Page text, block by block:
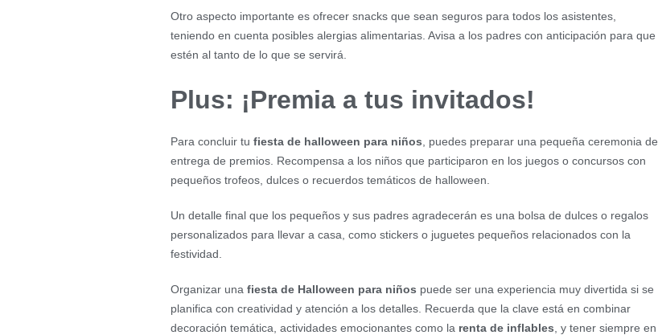
Otro aspecto importante es ofrecer snacks que sean seguros para todos los asistentes,
teniendo en cuenta posibles alergias alimentarias. Avisa a los padres con anticipación para que
estén al tanto de lo que se servirá.
Plus: ¡Premia a tus invitados!
Para concluir tu fiesta de halloween para niños , puedes preparar una pequeña ceremonia de
entrega de premios. Recompensa a los niños que participaron en los juegos o concursos con
pequeños trofeos, dulces o recuerdos temáticos de halloween.
Un detalle final que los pequeños y sus padres agradecerán es una bolsa de dulces o regalos
personalizados para llevar a casa, como stickers o juguetes pequeños relacionados con la
festividad.
Organizar una fiesta de Halloween para niños puede ser una experiencia muy divertida si se
planifica con creatividad y atención a los detalles. Recuerda que la clave está en combinar
decoración temática, actividades emocionantes como la renta de inflables , y tener siempre en